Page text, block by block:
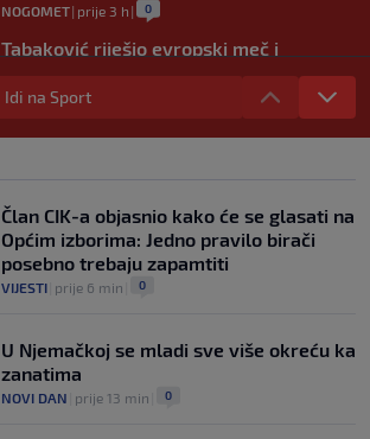
NOGOMET| prije 3 h | 0
Tabaković riješio evropski meč i
Salzburgu donio pobjedu (VIDEO)
NOGOMET|6. aug.
Allah, Allah, Allah, Allah… Mohamed
Idi na Sport
Član CIK-a objasnio kako će se glasati na
Općim izborima: Jedno pravilo birači
posebno trebaju zapamtiti
VIJESTI prije 6 min 0
U Njemačkoj se mladi sve više okreću ka
zanatima
NOVI DAN prije 13 min 0